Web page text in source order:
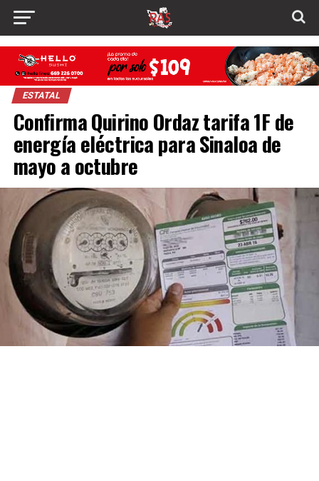
ESTATAL
Confirma Quirino Ordaz tarifa 1F de
energía eléctrica para Sinaloa de
mayo a octubre